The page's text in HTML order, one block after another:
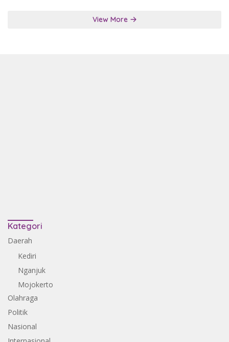
View More
Kategori
Daerah
Kediri
Nganjuk
Mojokerto
Olahraga
Politik
Nasional